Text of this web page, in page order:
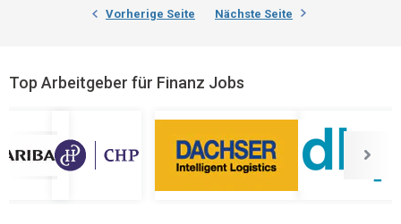
Vorherige Seite Nächste Seite
Top Arbeitgeber für Finanz Jobs